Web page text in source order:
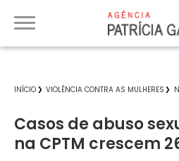
INÍCIO VIOLÊNCIA CONTRA AS MULHERES
Casos de abuso
na CPTM crescem